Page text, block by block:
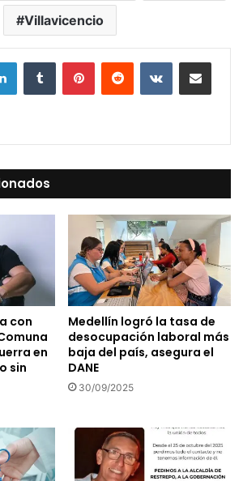
Villavicencio
LinkedInTumblr PinterestReddit VKontakteCompartir vía Mail
con
en
sin
Medellín logró la tasa de
desocupación laboral más
baja del país, asegura el
DANE
30/09/2025